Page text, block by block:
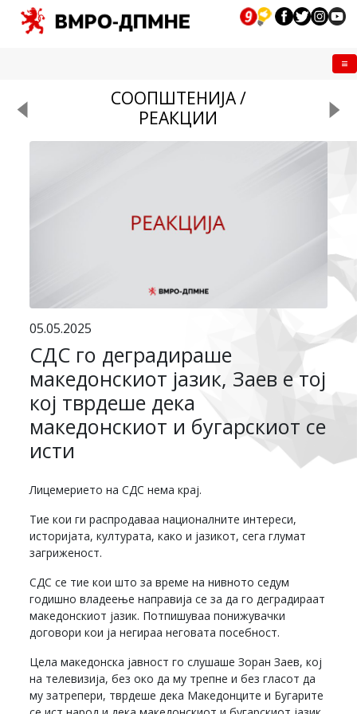
СООПШТЕНИЈА /
РЕАКЦИИ
05.05.2025
СДС го деградираше
македонскиот јазик, Заев е тој
кој тврдеше дека
македонскиот и бугарскиот се
исти
Лицемерието на СДС нема крај.
Тие кои ги распродаваа националните интереси,
историјата, културата, како и јазикот, сега глумат
загриженост.
СДС се тие кои што за време на нивното седум
годишно владеење направија се за да го деградираат
македонскиот јазик. Потпишуваа понижувачки
договори кои ја негираа неговата посебност.
Цела македонска јавност го слушаше Зоран Заев, кој
на телевизија, без око да му трепне и без гласот да
му затрепери, тврдеше дека Македонците и Бугарите